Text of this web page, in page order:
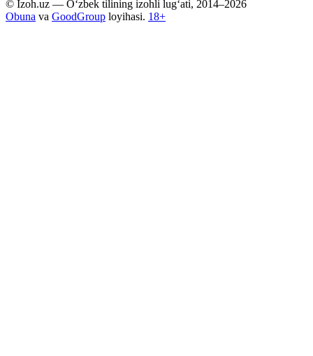
© Izoh.uz — O‘zbek tilining izohli lug‘ati, 2014–2026
Obuna va GoodGroup loyihasi. 18+